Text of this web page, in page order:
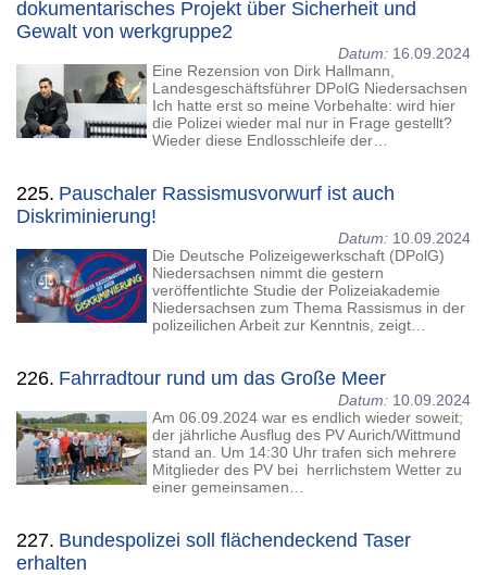
dokumentarisches Projekt über Sicherheit und
Gewalt von werkgruppe2
Datum: 16.09.2024
Eine Rezension von Dirk Hallmann,
Landesgeschäftsführer DPolG Niedersachsen
Ich hatte erst so meine Vorbehalte: wird hier
die Polizei wieder mal nur in Frage gestellt?
Wieder diese Endlosschleife der…
225. Pauschaler Rassismusvorwurf ist auch
Diskriminierung!
Datum: 10.09.2024
Die Deutsche Polizeigewerkschaft (DPolG)
Niedersachsen nimmt die gestern
veröffentlichte Studie der Polizeiakademie
Niedersachsen zum Thema Rassismus in der
polizeilichen Arbeit zur Kenntnis, zeigt…
226. Fahrradtour rund um das Große Meer
Datum: 10.09.2024
Am 06.09.2024 war es endlich wieder soweit;
der jährliche Ausflug des PV Aurich/Wittmund
stand an. Um 14:30 Uhr trafen sich mehrere
Mitglieder des PV bei herrlichstem Wetter zu
einer gemeinsamen…
227. Bundespolizei soll flächendeckend Taser
erhalten